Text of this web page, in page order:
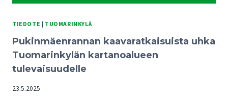
TIEDOTE | TUOMARINKYLÄ
Pukinmäenrannan kaavaratkaisuista uhka
Tuomarinkylän kartanoalueen
tulevaisuudelle
23.5.2025